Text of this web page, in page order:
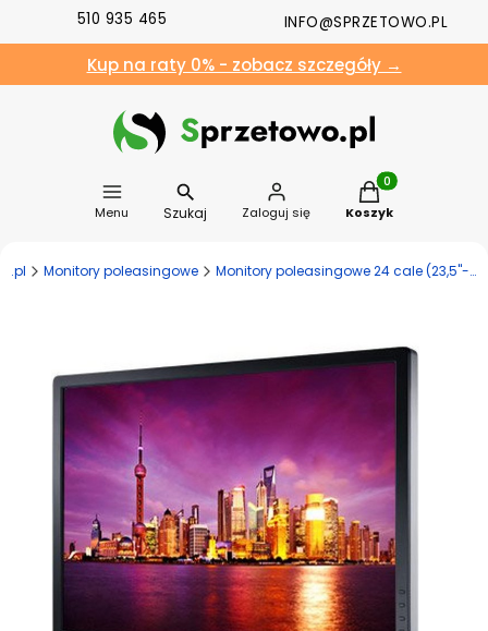
510 935 465 INFO@SPRZETOWO.PL
Kup na raty 0% - zobacz szczegóły →
Menu Szukaj Zaloguj się
Produkty w
Koszyk
Monitory poleasingowe Monitory poleasingowe 24 cale (23,5"-26,4")